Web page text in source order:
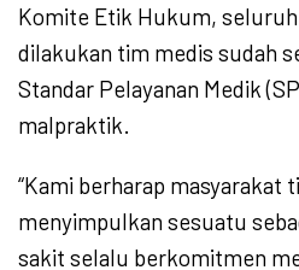
Komite Etik Hukum, seluruh
dilakukan tim medis sudah
Standar Pelayanan Medik
malpraktik.
“Kami berharap
menyimpulkan sesuatu
sakit selalu berkomitmen